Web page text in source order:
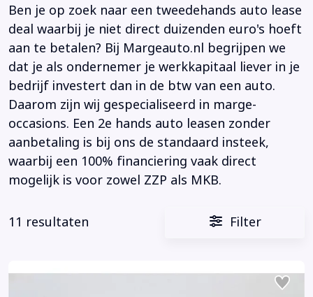
Ben je op zoek naar een tweedehands auto lease
deal waarbij je niet direct duizenden euro's hoeft
aan te betalen? Bij Margeauto.nl begrijpen we
dat je als ondernemer je werkkapitaal liever in je
bedrijf investert dan in de btw van een auto.
Daarom zijn wij gespecialiseerd in marge-
occasions. Een 2e hands auto leasen zonder
aanbetaling is bij ons de standaard insteek,
waarbij een 100% financiering vaak direct
mogelijk is voor zowel ZZP als MKB.
11 resultaten Filter